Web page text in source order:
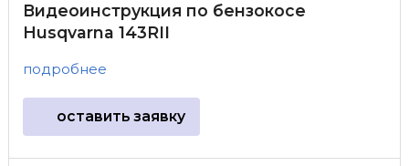
Видеоинструкция по бензокосе
Husqvarna 143RII
подробнее
оставить заявку